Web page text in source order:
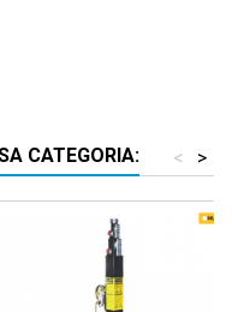
CATEGORIA: >
<